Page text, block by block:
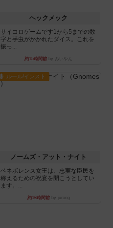
ヘックメック
サイコロゲームです1から5までの数
字と芋虫がかかれたダイス。これを
振っ...
約15時間前 by みいやん
ルール/インスト
ノームズ・アット・ナイト
ベネボレンス女王は、忠実な臣民を
称えるための祝宴を開こうとしてい
ます。...
約16時間前by jurong